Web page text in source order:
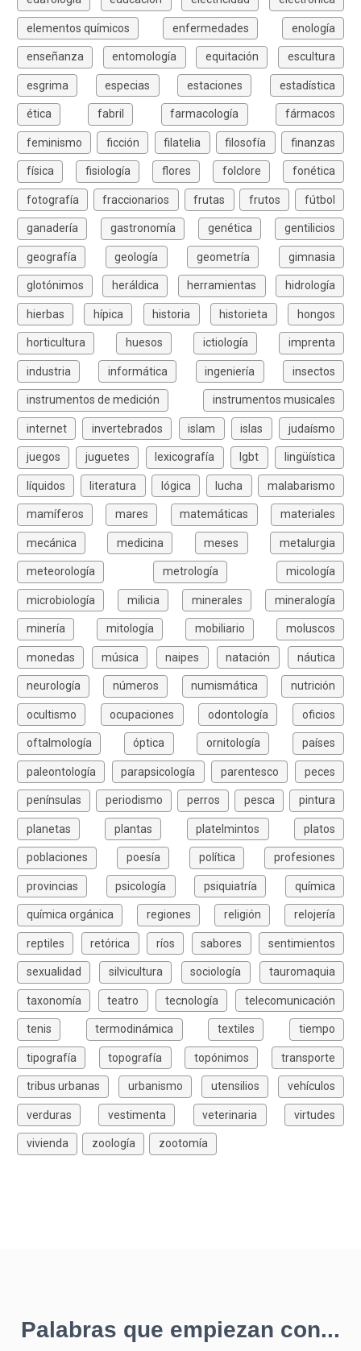
elementos químicos enfermedades enología
enseñanza entomología equitación escultura
esgrima especias estaciones estadística
ética fabril farmacología fármacos
feminismo ficción filatelia filosofía finanzas
física fisiología flores folclore fonética
fotografía fraccionarios frutas frutos fútbol
ganadería gastronomía genética gentilicios
geografía geología geometría gimnasia
glotónimos heráldica herramientas hidrología
hierbas hípica historia historieta hongos
horticultura huesos ictiología imprenta
industria informática ingeniería insectos
instrumentos de medición instrumentos musicales
internet invertebrados islam islas judaísmo
juegos juguetes lexicografía lgbt lingüística
líquidos literatura lógica lucha malabarismo
mamíferos mares matemáticas materiales
mecánica medicina meses metalurgia
meteorología metrología micología
microbiología milicia minerales mineralogía
minería mitología mobiliario moluscos
monedas música naipes natación náutica
neurología números numismática nutrición
ocultismo ocupaciones odontología oficios
oftalmología óptica ornitología países
paleontología parapsicología parentesco peces
penínsulas periodismo perros pesca pintura
planetas plantas platelmintos platos
poblaciones poesía política profesiones
provincias psicología psiquiatría química
química orgánica regiones religión relojería
reptiles retórica ríos sabores sentimientos
sexualidad silvicultura sociología tauromaquia
taxonomía teatro tecnología telecomunicación
tenis termodinámica textiles tiempo
tipografía topografía topónimos transporte
tribus urbanas urbanismo utensilios vehículos
verduras vestimenta veterinaria virtudes
vivienda zoología zootomía
Palabras que empiezan con...